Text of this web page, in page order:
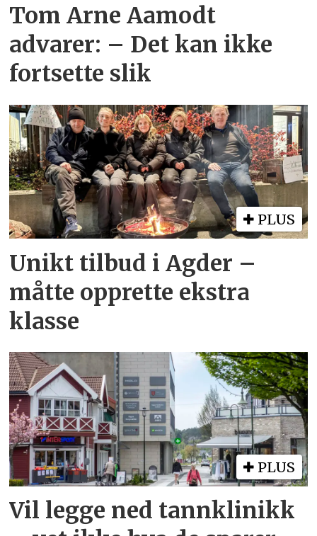
Tom Arne Aamodt
advarer: – Det kan ikke
fortsette slik
PLUS
Unikt tilbud i Agder –
måtte opprette ekstra
klasse
PLUS
Vil legge ned tannklinikk